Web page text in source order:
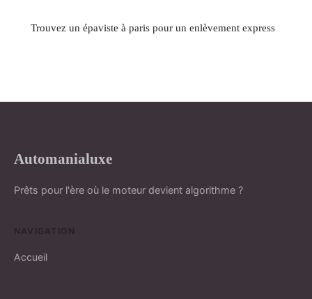
Trouvez un épaviste à paris pour un enlèvement express
Automanialuxe
Prêts pour l'ère où le moteur devient algorithme ?
NAVIGATION
Accueil